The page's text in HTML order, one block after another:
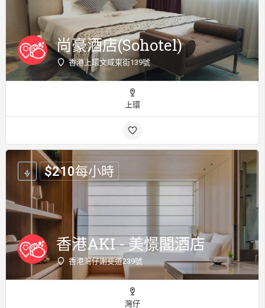
尚豪酒店(Sohotel)
香港上環文咸東街139號
上環
香港AKI - 美憬閣酒店
香港灣仔謝斐道239號
$210每小時
灣仔